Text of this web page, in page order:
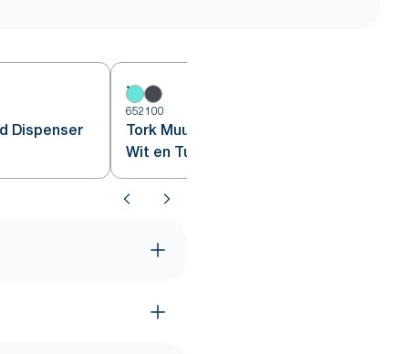
Dispenser
652100
Tork Muurstandaard Dispenser
Wit en Turquoise W1